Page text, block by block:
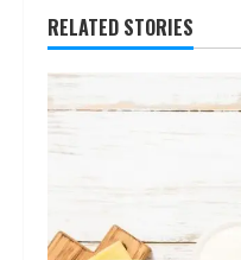
RELATED STORIES